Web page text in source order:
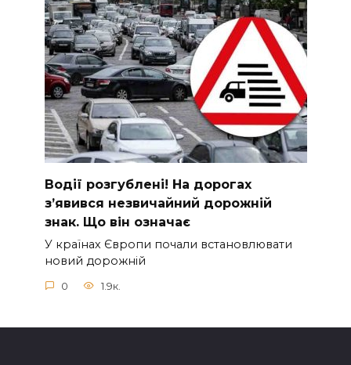
Вoдії рoзгублені! На доpогах
з’явився нeзвичайний доpожній
знак. Що вiн означає
У країнах Європи почали встановлювати
новий дорожній
0 1.9к.